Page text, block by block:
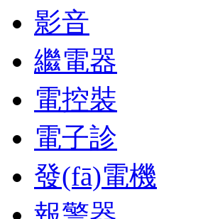
影音
繼電器
電控裝
電子診
發(fā)電機